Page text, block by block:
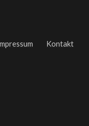
Kontakt